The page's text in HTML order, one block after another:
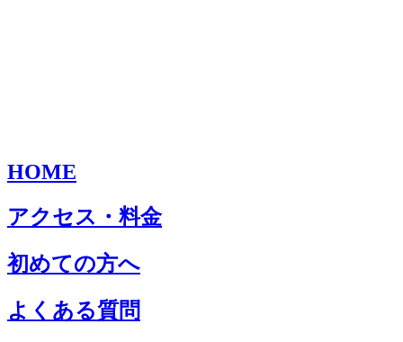
HOME
アクセス・料金
初めての方へ
よくある質問